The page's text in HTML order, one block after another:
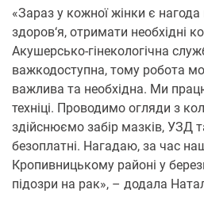
«Зараз у кожної жінки є нагода
здоров‘я, отримати необхідні
Акушерсько-гінекологічна
важкодоступна, тому робота
важлива та необхідна. Ми
техніці. Проводимо огляди з
здійснюємо забір мазків, УЗД
безоплатні. Нагадаю, за час
Кропивницькому районі у
підозри на рак», – додала